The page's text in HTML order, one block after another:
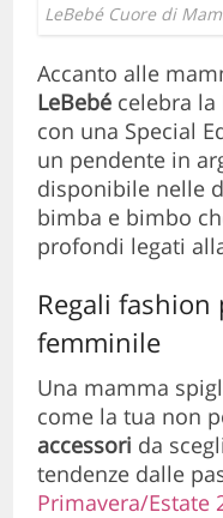
LeBebé Cuore di
Accanto alle
LeBebé celebra la
con una Special
un pendente in
disponibile nelle
bimba e bimbo
profondi legati
Regali
femminile
Una mamma
come la tua non
accessori da
tendenze dalle
Primavera/Estate